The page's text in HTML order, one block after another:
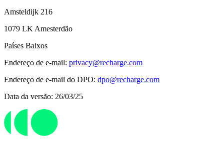
Amsteldijk 216
1079 LK Amesterdão
Países Baixos
Endereço de e-mail: privacy@recharge.com
Endereço de e-mail do DPO: dpo@recharge.com
Data da versão: 26/03/25